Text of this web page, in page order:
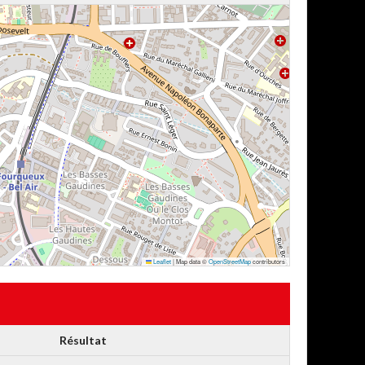
Leaflet|Map data ©OpenStreetMapcontributors
Résultat